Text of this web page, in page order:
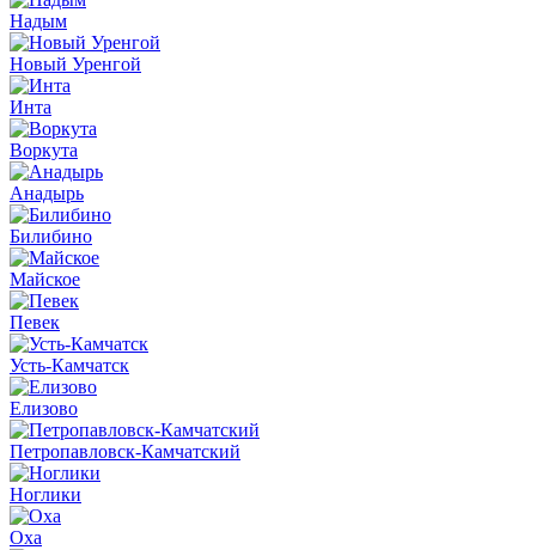
Надым
Новый Уренгой
Инта
Воркута
Анадырь
Билибино
Майское
Певек
Усть-Камчатск
Елизово
Петропавловск-Камчатский
Ноглики
Оха